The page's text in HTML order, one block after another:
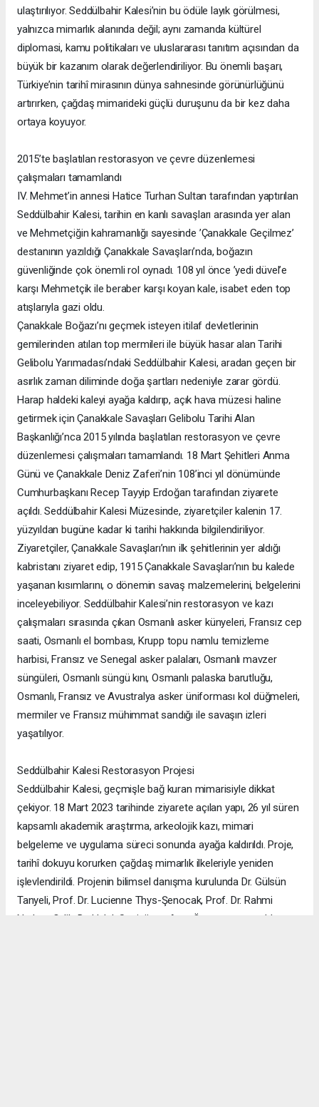
ulaştırılıyor. Seddülbahir Kalesi’nin bu ödüle layık görülmesi,
yalnızca mimarlık alanında değil; aynı zamanda kültürel
diplomasi, kamu politikaları ve uluslararası tanıtım açısından da
büyük bir kazanım olarak değerlendiriliyor. Bu önemli başarı,
Türkiye’nin tarihî mirasının dünya sahnesinde görünürlüğünü
artırırken, çağdaş mimarideki güçlü duruşunu da bir kez daha
ortaya koyuyor.
2015’te başlatılan restorasyon ve çevre düzenlemesi
çalışmaları tamamlandı
IV. Mehmet’in annesi Hatice Turhan Sultan tarafından yaptırılan
Seddülbahir Kalesi, tarihin en kanlı savaşları arasında yer alan
ve Mehmetçiğin kahramanlığı sayesinde ’Çanakkale Geçilmez’
destanının yazıldığı Çanakkale Savaşları’nda, boğazın
güvenliğinde çok önemli rol oynadı. 108 yıl önce ’yedi düvel’e
karşı Mehmetçik ile beraber karşı koyan kale, isabet eden top
atışlarıyla gazi oldu.
Çanakkale Boğazı’nı geçmek isteyen itilaf devletlerinin
gemilerinden atılan top mermileri ile büyük hasar alan Tarihi
Gelibolu Yarımadası’ndaki Seddülbahir Kalesi, aradan geçen bir
asırlık zaman diliminde doğa şartları nedeniyle zarar gördü.
Harap haldeki kaleyi ayağa kaldırıp, açık hava müzesi haline
getirmek için Çanakkale Savaşları Gelibolu Tarihi Alan
Başkanlığı’nca 2015 yılında başlatılan restorasyon ve çevre
düzenlemesi çalışmaları tamamlandı. 18 Mart Şehitleri Anma
Günü ve Çanakkale Deniz Zaferi’nin 108’inci yıl dönümünde
Cumhurbaşkanı Recep Tayyip Erdoğan tarafından ziyarete
açıldı. Seddülbahir Kalesi Müzesinde, ziyaretçiler kalenin 17.
yüzyıldan bugüne kadar ki tarihi hakkında bilgilendiriliyor.
Ziyaretçiler, Çanakkale Savaşları’nın ilk şehitlerinin yer aldığı
kabristanı ziyaret edip, 1915 Çanakkale Savaşları’nın bu kalede
yaşanan kısımlarını, o dönemin savaş malzemelerini, belgelerini
inceleyebiliyor. Seddülbahir Kalesi’nin restorasyon ve kazı
çalışmaları sırasında çıkan Osmanlı asker künyeleri, Fransız cep
saati, Osmanlı el bombası, Krupp topu namlu temizleme
harbisi, Fransız ve Senegal asker palaları, Osmanlı mavzer
süngüleri, Osmanlı süngü kını, Osmanlı palaska barutluğu,
Osmanlı, Fransız ve Avustralya asker üniforması kol düğmeleri,
mermiler ve Fransız mühimmat sandığı ile savaşın izleri
yaşatılıyor.
Seddülbahir Kalesi Restorasyon Projesi
Seddülbahir Kalesi, geçmişle bağ kuran mimarisiyle dikkat
çekiyor. 18 Mart 2023 tarihinde ziyarete açılan yapı, 26 yıl süren
kapsamlı akademik araştırma, arkeolojik kazı, mimari
belgeleme ve uygulama süreci sonunda ayağa kaldırıldı. Proje,
tarihî dokuyu korurken çağdaş mimarlık ilkeleriyle yeniden
işlevlendirildi. Projenin bilimsel danışma kurulunda Dr. Gülsün
Tanyeli, Prof. Dr. Lucienne Thys-Şenocak, Prof. Dr. Rahmi
Nurhan Çelik, Dr. Haluk Sesigür ve Arzu Özsavaşcı yer aldı.